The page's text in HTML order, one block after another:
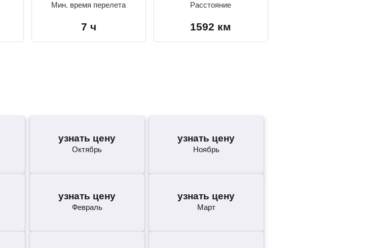
Мин. время перелета
7 ч
Расстояние
1592 км
узнать цену
Октябрь
узнать цену
Ноябрь
узнать цену
Февраль
узнать цену
Март